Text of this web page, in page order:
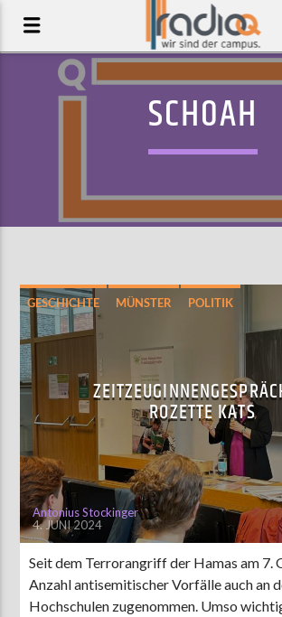
AKTUELLER TRACK
THIS IS ME
FLORA PURIM
AKTUELLE SENDUNG
MOEBIUS
00:00 09:00
ZU HÖREN IN 90,9 MHz Steinfurt
SCHOAH
GESCHICHTE MÜNSTER POLITIK
ROZETTE KATS
Antonius Stockinger
4. JUNI 2024
Seit dem Terrorangriff der Hamas am 7.
Anzahl antisemitischer Vorfälle auch an
Hochschulen zugenommen. Umso